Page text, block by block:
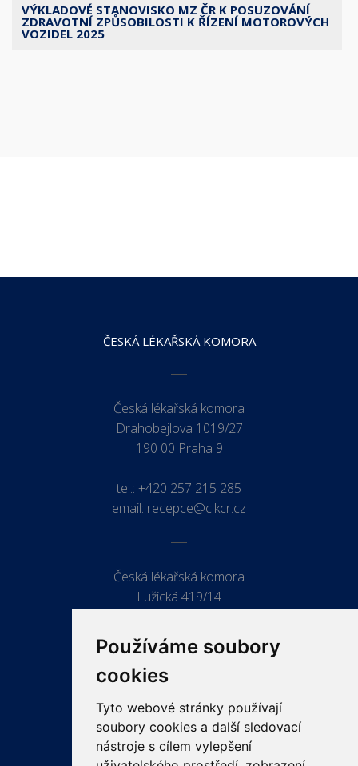
Používáme soubory
cookies
Tyto webové stránky používají
soubory cookies a další sledovací
nástroje s cílem vylepšení
VÝKLADOVÉ STANOVISKO MZ ČR K POSUZOVÁNÍ
ZDRAVOTNÍ ZPŮSOBILOSTI K ŘÍZENÍ MOTOROVÝCH
VOZIDEL 2025
ČESKÁ LÉKAŘSKÁ KOMORA
Česká lékařská komora
Drahobejlova 1019/27
190 00 Praha 9
tel.: +420 257 215 285
email: recepce@clkcr.cz
Česká lékařská komora
Lužická 419/14
ODKAZY
PRO LÉKAŘE